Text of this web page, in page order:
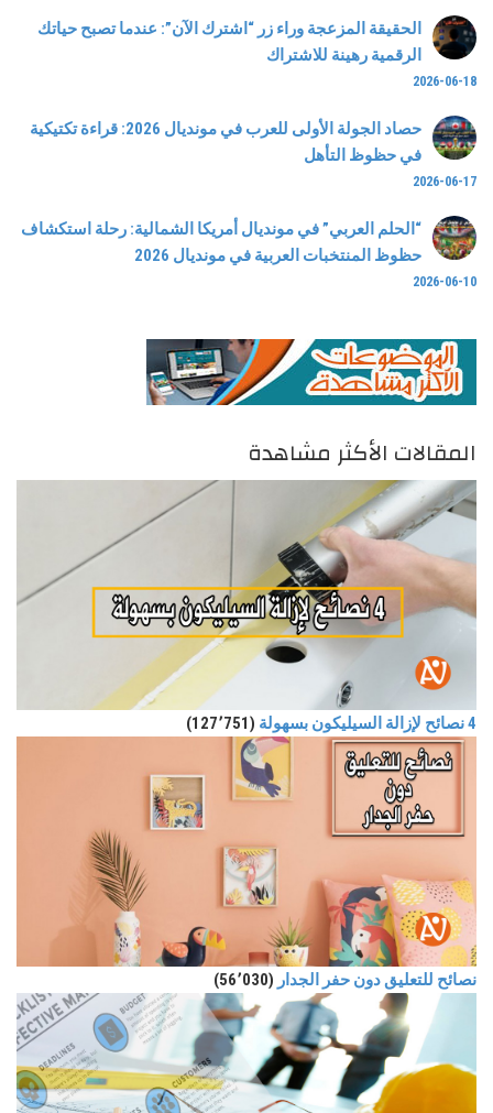
الحقيقة المزعجة وراء زر “اشترك الآن”: عندما تصبح حياتك
الرقمية رهينة للاشتراك
2026-06-18
حصاد الجولة الأولى للعرب في مونديال 2026: قراءة تكتيكية
في حظوظ التأهل
2026-06-17
“الحلم العربي” في مونديال أمريكا الشمالية: رحلة استكشاف
حظوظ المنتخبات العربية في مونديال 2026
2026-06-10
المقالات الأكثر مشاهدة
4 نصائح لإزالة السيليكون بسهولة (127٬751)
نصائح للتعليق دون حفر الجدار (56٬030)